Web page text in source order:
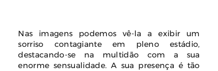
Nas imagens podemos vê-la a exibir um
sorriso contagiante em pleno estádio,
destacando-se na multidão com a sua
enorme sensualidade. A sua presença é tão